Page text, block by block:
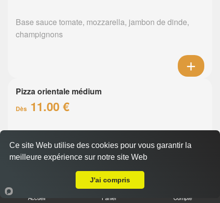
Base sauce tomate, mozzarella, jambon de dinde,
champignons
Pizza orientale médium
Dès 11.00 €
Base sauce tomate, mozzarella, merguez, poivrons
Accueil Panier Compte
Ce site Web utilise des cookies pour vous garantir la
meilleure expérience sur notre site Web
J'ai compris